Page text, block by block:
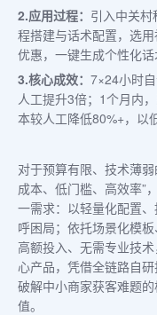
2.应用过程： 引入中关
程搭建与话术配置，选
优惠，一键生成个性化话
3.核心成效： 7×24小时
人工提升3倍；1个月内
本较人工降低80%+，以
对于预算有限、技术薄
成本、低门槛、高效率”
一需求：以轻量化配置
呼困局；依托场景化模
高额投入、无需专业技
心产品，凭借全链路自
破解中小商家获客难题
值。